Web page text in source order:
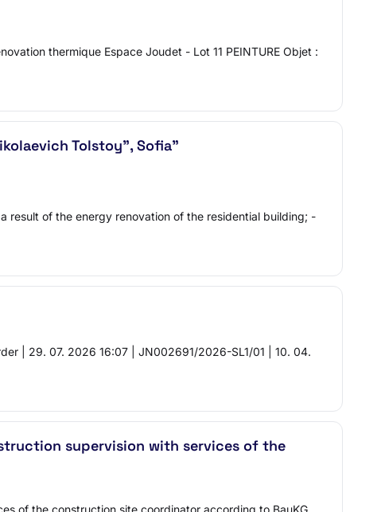
thermique Espace Joudet - Lot 11 PEINTURE Objet :
Tolstoy", Sofia"
result of the energy renovation of the residential building; -
| 29. 07. 2026 16:07 | JN002691/2026-SL1/01 | 10. 04.
supervision with services of the
of the construction site coordinator according to BauKG